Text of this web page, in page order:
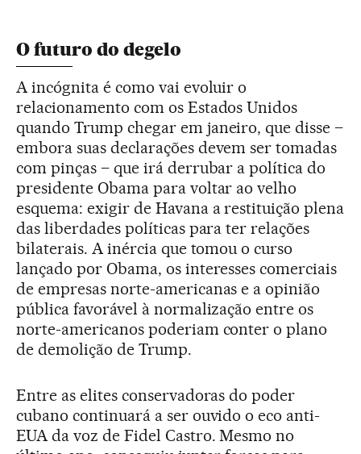
O futuro do degelo
A incógnita é como vai evoluir o
relacionamento com os Estados Unidos
quando Trump chegar em janeiro, que disse –
embora suas declarações devem ser tomadas
com pinças – que irá derrubar a política do
presidente Obama para voltar ao velho
esquema: exigir de Havana a restituição plena
das liberdades políticas para ter relações
bilaterais. A inércia que tomou o curso
lançado por Obama, os interesses comerciais
de empresas norte-americanas e a opinião
pública favorável à normalização entre os
norte-americanos poderiam conter o plano
de demolição de Trump.
Entre as elites conservadoras do poder
cubano continuará a ser ouvido o eco anti-
EUA da voz de Fidel Castro. Mesmo no